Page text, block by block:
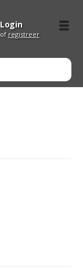
Login
of registreer